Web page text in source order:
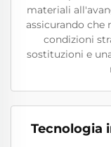
materiali
assicurando che
condizioni
sostituzioni e
Tecnologia